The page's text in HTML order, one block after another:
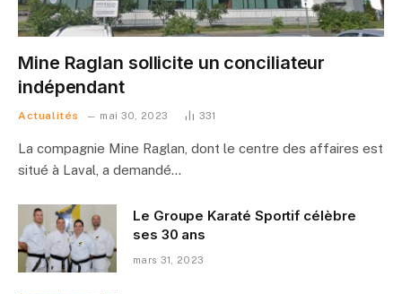
Mine Raglan sollicite un conciliateur
indépendant
Actualités mai 30, 2023 331
La compagnie Mine Raglan, dont le centre des affaires est
situé à Laval, a demandé…
Le Groupe Karaté Sportif célèbre
ses 30 ans
mars 31, 2023